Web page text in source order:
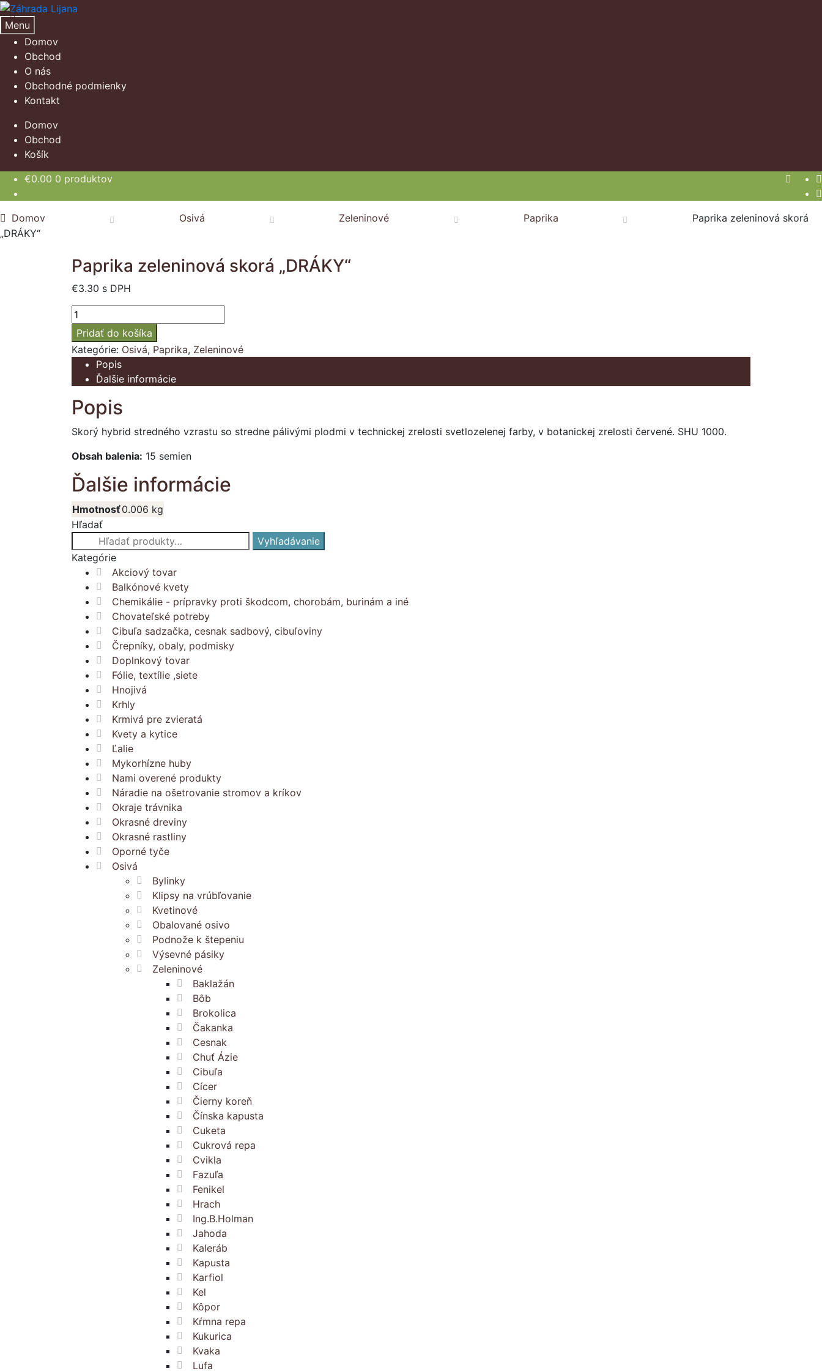
Preskočiť
na
navigáciu
Preskočiť
na
obsah
Menu
Domov
Obchod
O nás
Obchodné podmienky
Kontakt
Domov
Obchod
Košík
€0.00 0 produktov
Domov Osivá Zeleninové Paprika
Paprika zeleninová skorá
„DRÁKY“
Paprika zeleninová skorá „DRÁKY“
€3.30 s DPH
množstvo
Paprika
zeleninová
skorá
"DRÁKY"
Pridať do košíka
Kategórie: Osivá, Paprika, Zeleninové
Popis
Ďalšie informácie
Popis
Skorý hybrid stredného vzrastu so stredne pálivými plodmi v technickej zrelosti svetlozelenej farby, v botanickej zrelosti červené. SHU 1000.
Obsah balenia: 15 semien
Ďalšie informácie
Hmotnosť0.006 kg
Hľadať
Hľadať:
Vyhľadávanie
Kategórie
Akciový tovar
Balkónové kvety
Chemikálie - prípravky proti škodcom, chorobám, burinám a iné
Chovateľské potreby
Cibuľa sadzačka, cesnak sadbový, cibuľoviny
Črepníky, obaly, podmisky
Doplnkový tovar
Fólie, textílie ,siete
Hnojivá
Krhly
Krmivá pre zvieratá
Kvety a kytice
Ľalie
Mykorhízne huby
Nami overené produkty
Náradie na ošetrovanie stromov a kríkov
Okraje trávnika
Okrasné dreviny
Okrasné rastliny
Oporné tyče
Osivá
Bylinky
Klipsy na vrúbľovanie
Kvetinové
Obalované osivo
Podnože k štepeniu
Výsevné pásiky
Zeleninové
Baklažán
Bôb
Brokolica
Čakanka
Cesnak
Chuť Ázie
Cibuľa
Cícer
Čierny koreň
Čínska kapusta
Cuketa
Cukrová repa
Cvikla
Fazuľa
Fenikel
Hrach
Ing.B.Holman
Jahoda
Kaleráb
Kapusta
Karfiol
Kel
Kôpor
Kŕmna repa
Kukurica
Kvaka
Lufa